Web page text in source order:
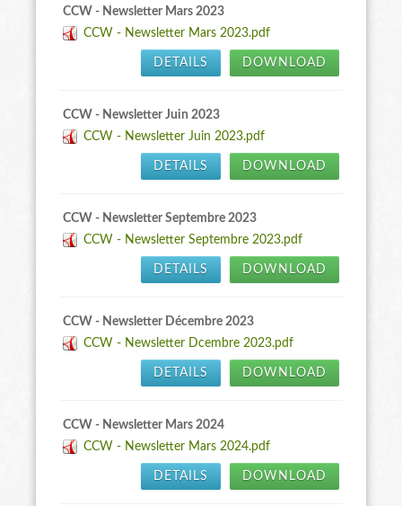
CCW - Newsletter Mars 2023
CCW - Newsletter Mars 2023.pdf
DOWNLOAD
DETAILS
CCW - Newsletter Juin 2023
CCW - Newsletter Juin 2023.pdf
DOWNLOAD
DETAILS
CCW - Newsletter Septembre 2023
CCW - Newsletter Septembre 2023.pdf
DOWNLOAD
DETAILS
CCW - Newsletter Décembre 2023
CCW - Newsletter Dcembre 2023.pdf
DOWNLOAD
DETAILS
CCW - Newsletter Mars 2024
CCW - Newsletter Mars 2024.pdf
DOWNLOAD
DETAILS